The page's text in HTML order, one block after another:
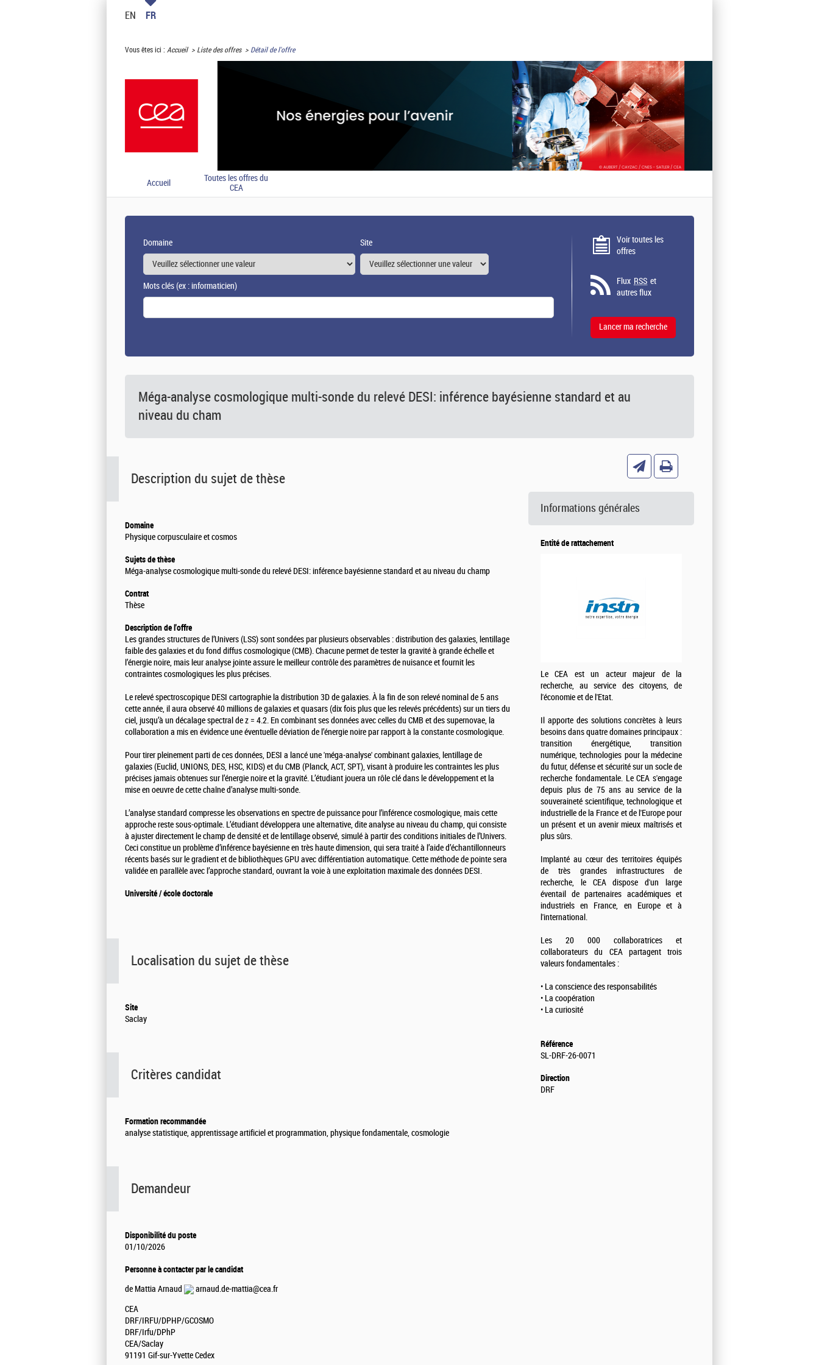
EN FR
Vous êtes ici : Accueil Liste des offres Détail de l'offre
Accueil
Toutes les offres du
CEA
Domaine Site
Mots clés(ex : informaticien)
Voir toutes les
offres
Flux RSS et
autres flux
Méga-analyse cosmologique multi-sonde du relevé DESI: inférence bayésienne standard et au
niveau du cham
Description du sujet de thèse
Domaine
Physique corpusculaire et cosmos
Sujets de thèse
Méga-analyse cosmologique multi-sonde du relevé DESI: inférence bayésienne standard et au niveau du champ
Contrat
Thèse
Description de l'offre
Les grandes structures de l’Univers (LSS) sont sondées par plusieurs observables : distribution des galaxies, lentillage
faible des galaxies et du fond diffus cosmologique (CMB). Chacune permet de tester la gravité à grande échelle et
l’énergie noire, mais leur analyse jointe assure le meilleur contrôle des paramètres de nuisance et fournit les
contraintes cosmologiques les plus précises.
Le relevé spectroscopique DESI cartographie la distribution 3D de galaxies. À la fin de son relevé nominal de 5 ans
cette année, il aura observé 40 millions de galaxies et quasars (dix fois plus que les relevés précédents) sur un tiers du
ciel, jusqu’à un décalage spectral de z = 4.2. En combinant ses données avec celles du CMB et des supernovae, la
collaboration a mis en évidence une éventuelle déviation de l’énergie noire par rapport à la constante cosmologique.
Pour tirer pleinement parti de ces données, DESI a lancé une 'méga-analyse' combinant galaxies, lentillage de
galaxies (Euclid, UNIONS, DES, HSC, KIDS) et du CMB (Planck, ACT, SPT), visant à produire les contraintes les plus
précises jamais obtenues sur l’énergie noire et la gravité. L’étudiant jouera un rôle clé dans le développement et la
mise en oeuvre de cette chaîne d’analyse multi-sonde.
L’analyse standard compresse les observations en spectre de puissance pour l’inférence cosmologique, mais cette
approche reste sous-optimale. L’étudiant développera une alternative, dite analyse au niveau du champ, qui consiste
à ajuster directement le champ de densité et de lentillage observé, simulé à partir des conditions initiales de l’Univers.
Ceci constitue un problème d’inférence bayésienne en très haute dimension, qui sera traité à l’aide d’échantillonneurs
récents basés sur le gradient et de bibliothèques GPU avec différentiation automatique. Cette méthode de pointe sera
validée en parallèle avec l’approche standard, ouvrant la voie à une exploitation maximale des données DESI.
Université / école doctorale
Localisation du sujet de thèse
Site
Saclay
Critères candidat
Formation recommandée
analyse statistique, apprentissage artificiel et programmation, physique fondamentale, cosmologie
Demandeur
Disponibilité du poste
01/10/2026
Personne à contacter par le candidat
de Mattia Arnaud
arnaud.de-mattia@cea.fr
CEA
DRF/IRFU/DPHP/GCOSMO
DRF/Irfu/DPhP
CEA/Saclay
91191 Gif-sur-Yvette Cedex
Informations générales
Entité de rattachement
Le CEA est un acteur majeur de la
recherche, au service des citoyens, de
l'économie et de l'Etat.
Il apporte des solutions concrètes à leurs
besoins dans quatre domaines principaux :
transition énergétique, transition
numérique, technologies pour la médecine
du futur, défense et sécurité sur un socle de
recherche fondamentale. Le CEA s'engage
depuis plus de 75 ans au service de la
souveraineté scientifique, technologique et
industrielle de la France et de l'Europe pour
un présent et un avenir mieux maîtrisés et
plus sûrs.
Implanté au cœur des territoires équipés
de très grandes infrastructures de
recherche, le CEA dispose d'un large
éventail de partenaires académiques et
industriels en France, en Europe et à
l'international.
Les 20 000 collaboratrices et
collaborateurs du CEA partagent trois
valeurs fondamentales :
• La conscience des responsabilités
• La coopération
• La curiosité
Référence
SL-DRF-26-0071
Direction
DRF